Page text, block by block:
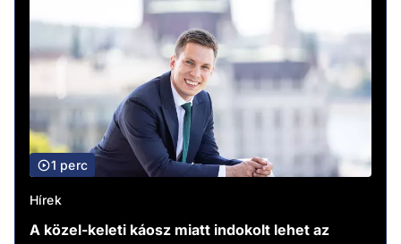
1 perc
Hírek
A közel-keleti káosz miatt indokolt lehet az